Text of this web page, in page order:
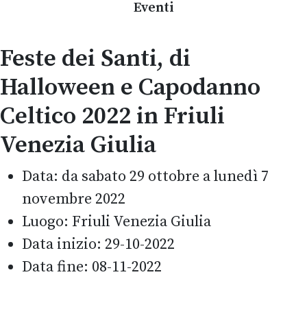
Eventi
Feste dei Santi, di
Halloween e Capodanno
Celtico 2022 in Friuli
Venezia Giulia
Data: da sabato 29 ottobre a lunedì 7
novembre 2022
Luogo: Friuli Venezia Giulia
Data inizio: 29-10-2022
Data fine: 08-11-2022